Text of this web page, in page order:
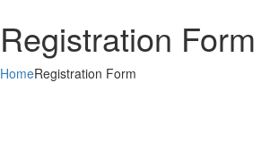
Registration Form
HomeRegistration Form